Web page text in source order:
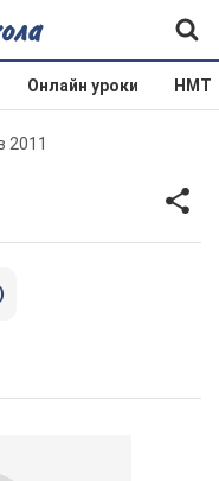
Онлайн уроки НМТ
2011